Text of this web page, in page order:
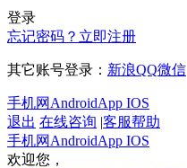
登录
忘记密码？ 立即注册
其它账号登录： 新浪QQ微信
手机网 AndroidApp IOS
退出 在线咨询 |客服帮助
手机网 AndroidApp IOS
欢迎您，